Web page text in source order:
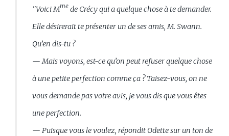
"Voici Mme de Crécy qui a quelque chose à te demander.
Elle désirerait te présenter un de ses amis, M. Swann.
Qu’en dis-tu ?
— Mais voyons, est-ce qu’on peut refuser quelque chose
à une petite perfection comme ça ? Taisez-vous, on ne
vous demande pas votre avis, je vous dis que vous êtes
une perfection.
— Puisque vous le voulez, répondit Odette sur un ton de